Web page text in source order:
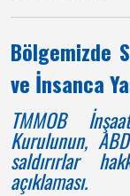
Bölgemizde
ve İnsanca
TMMOB
Kurulunun,
saldırırlar
açıklaması.